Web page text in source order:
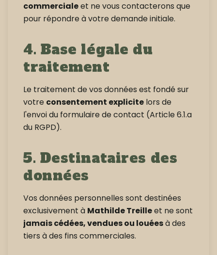
commercialeet ne vous contacterons que
pour répondre à votre demande initiale.
4. Base légale du
traitement
Le traitement de vos données est fondé sur
votre consentement explicite lors de
l'envoi du formulaire de contact (Article 6.1.a
du RGPD).
5. Destinataires des
données
Vos données personnelles sont destinées
exclusivement à Mathilde Treilleet ne sont
jamais cédées, vendues ou louéesà des
tiers à des fins commerciales.